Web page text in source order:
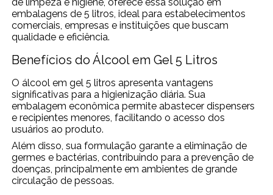
embalagens de 5 litros, ideal para estabelecimentos
comerciais, empresas e instituições que buscam
qualidade e eficiência.
Benefícios do Álcool em Gel 5 Litros
O álcool em gel 5 litros apresenta vantagens
significativas para a higienização diária. Sua
embalagem econômica permite abastecer dispensers
e recipientes menores, facilitando o acesso dos
usuários ao produto.
Além disso, sua formulação garante a eliminação de
germes e bactérias, contribuindo para a prevenção de
doenças, principalmente em ambientes de grande
circulação de pessoas.